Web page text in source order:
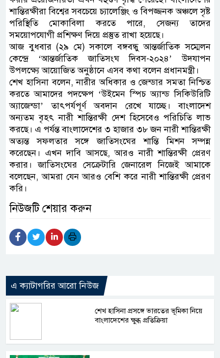
শান্তিরক্ষীরা বিশ্বের সবচেয়ে চ্যালেঞ্জিং ও বিপজ্জনক অঞ্চলে সৃষ্ট
পরিস্থিতি মোকাবিলা করতে পারে, সেজন্য তাদের
সময়োপযোগী প্রশিক্ষণ দিয়ে প্রস্তুত রাখা হয়েছে।
আজ বুধবার (২৯ মে) সকালে বঙ্গবন্ধু আন্তর্জাতিক সম্মেলন
কেন্দ্রে ‘আন্তর্জাতিক জাতিসংঘ দিবস-২০২৪’ উদযাপন
উপলক্ষ্যে আয়োজিত অনুষ্ঠানে এসব কথা বলেন প্রধানমন্ত্রী।
শেখ হাসিনা বলেন, নারীর অধিকার ও জেন্ডার সমতা নিশ্চিত
করতে আমাদের পদক্ষেপ ‘উইমেন স্পিচ অ্যান্ড সিকিউরিটি
অ্যাজেন্ডা’ তাৎপর্যপূর্ণ অবদান রেখে যাচ্ছে। বাংলাদেশ
অন্যতম বৃহৎ নারী শান্তিরক্ষী দেশ হিসেবেও পরিচিতি লাভ
করছে। এ পর্যন্ত বাংলাদেশের ৩ হাজার ৩৮ জন নারী শান্তিরক্ষী
অত্যন্ত সফলতার সঙ্গে জাতিসংঘের শান্তি মিশন সম্পন্ন
করেছেন। এখন দাবি আসছে, আরও নারী শান্তিরক্ষী প্রেরণ
করার। জাতিসংঘের সেক্রেটারি জেনারেল নিজেই আমাকে
বলেছেন, আমরা যেন আরও বেশি করে নারী শান্তিরক্ষী প্রেরণ
করি।
নিউজটি শেয়ার করুন
এ ক্যাটাগরির আরো নিউজ
শেখ হাসিনা প্রসঙ্গে ভারতের ভূমিকা নিয়ে
বাংলাদেশের ক্ষুব্ধ প্রতিক্রিয়া